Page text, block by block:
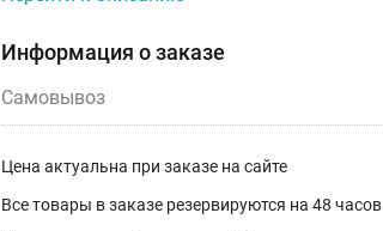
Информация о заказе
Самовывоз
Цена актуальна при заказе на сайте
Все товары в заказе резервируются на 48 часов